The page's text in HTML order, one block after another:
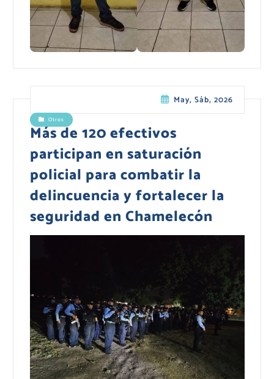
May, Sáb, 2026
Otros
Más de 120 efectivos
participan en saturación
policial para combatir la
delincuencia y fortalecer la
seguridad en Chamelecón